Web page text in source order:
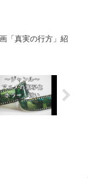
「真実の行方」紹